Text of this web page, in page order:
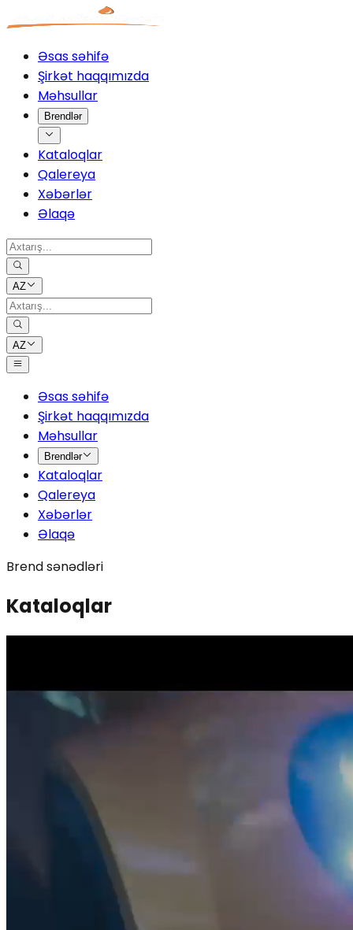
Əsas səhifə
Şirkət haqqımızda
Məhsullar
Brendlər
Kataloqlar
Qalereya
Xəbərlər
Əlaqə
AZ
AZ
Əsas səhifə
Şirkət haqqımızda
Məhsullar
Brendlər
Kataloqlar
Qalereya
Xəbərlər
Əlaqə
Brend sənədləri
Kataloqlar